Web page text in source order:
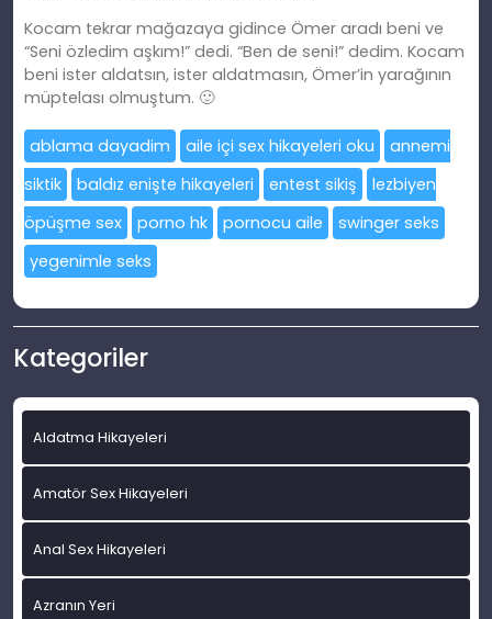
Kocam tekrar mağazaya gidince Ömer aradı beni ve
“Seni özledim aşkım!” dedi. “Ben de seni!” dedim. Kocam
beni ister aldatsın, ister aldatmasın, Ömer’in yarağının
müptelası olmuştum. 🙂
ablama dayadim aile içi sex hikayeleri oku
annemi
siktik
baldız enişte hikayeleri entest sikiş
lezbiyen
öpüşme sex
porno hk pornocu aile
swinger seks
yegenimle seks
Kategoriler
Aldatma Hikayeleri
Amatör Sex Hikayeleri
Anal Sex Hikayeleri
Azranın Yeri